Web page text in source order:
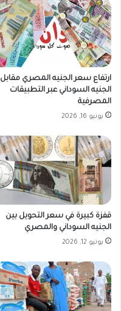
ارتفاع سعر الجنيه المصري مقابل
الجنيه السوداني عبر التطبيقات
المصرفية
يونيو 16, 2026
قفزة كبيرة في سعر التحويل بين
الجنيه السوداني والمصري
يونيو 12, 2026